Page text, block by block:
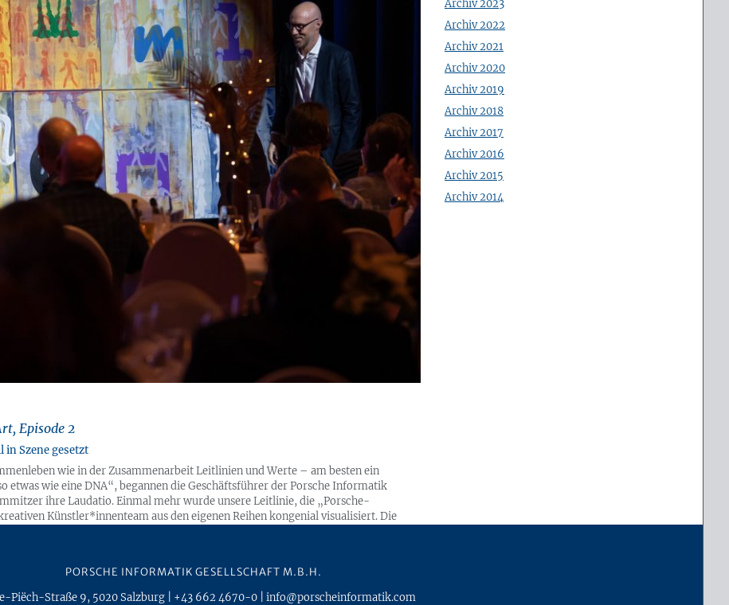
Episode 2
Szene gesetzt
wie in der Zusammenarbeit Leitlinien und Werte – am besten ein
etwas wie eine DNA“, begannen die Geschäftsführer der Porsche Informatik
ihre Laudatio. Einmal mehr wurde unsere Leitlinie, die „Porsche-
Künstler*innenteam aus den eigenen Reihen kongenial visualisiert. Die
Archiv 2023
Archiv 2022
Archiv 2021
Archiv 2020
Archiv 2019
Archiv 2018
Archiv 2017
Archiv 2016
Archiv 2015
Archiv 2014
PORSCHE INFORMATIK GESELLSCHAFT M.B.H.
Piëch-Straße 9, 5020 Salzburg| +43 662 4670-0| info@porscheinformatik.com